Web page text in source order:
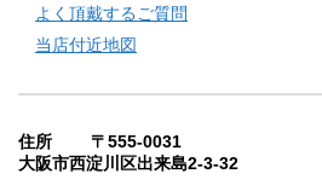
よく頂戴するご質問
当店付近地図
住所 〒555-0031
大阪市西淀川区出来島2-3-32